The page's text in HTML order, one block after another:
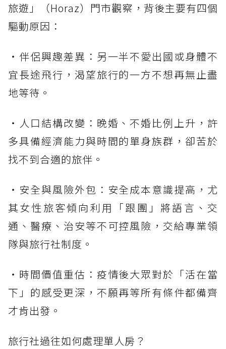
旅遊」（Horaz）門市觀察，背後主要有四個
驅動原因：
・伴侶興趣差異：另一半不愛出國或身體不
宜長途飛行，渴望旅行的一方不想再無止盡
地等待。
・人口結構改變：晚婚、不婚比例上升，許
多具備經濟能力與時間的單身族群，卻苦於
找不到合適的旅伴。
・安全與風險外包：安全成本意識提高，尤
其女性旅客傾向利用「跟團」將語言、交
通、醫療、治安等不可控風險，交給專業領
隊與旅行社制度。
・時間價值重估：疫情後大眾對於「活在當
下」的感受更深，不願再等所有條件都備齊
才肯出發。
旅行社過往如何處理單人房？